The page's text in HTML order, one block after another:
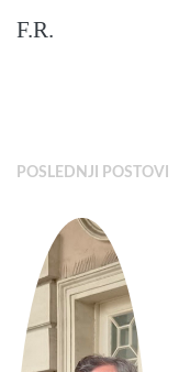
F.R.
POSLEDNJI POSTOVI